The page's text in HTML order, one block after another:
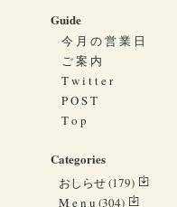
Guide
今 月 の 営 業 日
ご 案 内
T w i t t e r
P O S T
T o p
Categories
おしらせ(179)
M e n u (304)